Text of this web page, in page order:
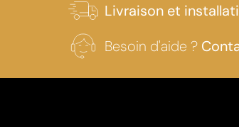
Livraison et
Besoin d'aide ?